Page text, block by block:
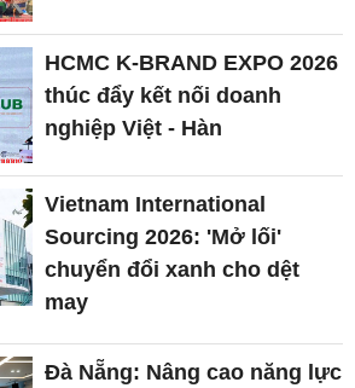
HCMC K-BRAND EXPO 2026
thúc đẩy kết nối doanh
nghiệp Việt - Hàn
Vietnam International
Sourcing 2026: 'Mở lối'
chuyển đổi xanh cho dệt
may
Đà Nẵng: Nâng cao năng lực